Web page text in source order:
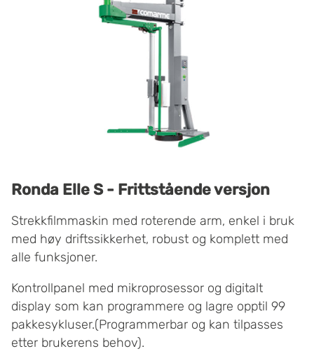
Ronda Elle S - Frittstående versjon
Strekkfilmmaskin med roterende arm, enkel i bruk
med høy driftssikkerhet, robust og komplett med
alle funksjoner.
Kontrollpanel med mikroprosessor og digitalt
display som kan programmere og lagre opptil 99
pakkesykluser.(Programmerbar og kan tilpasses
etter brukerens behov).